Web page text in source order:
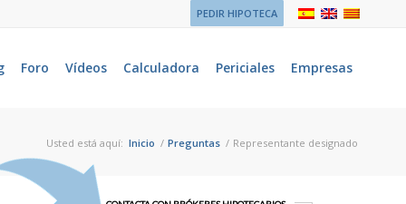
PEDIR HIPOTECA
Foro Vídeos Calculadora Periciales Empresas
Usted está aquí: Inicio / Preguntas / Representante designado